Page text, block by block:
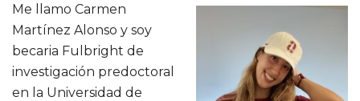
Me llamo Carmen
Martínez Alonso y soy
becaria Fulbright de
investigación predoctoral
en la Universidad de